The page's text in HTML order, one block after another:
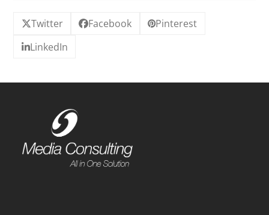
Twitter Facebook
Pinterest
LinkedIn